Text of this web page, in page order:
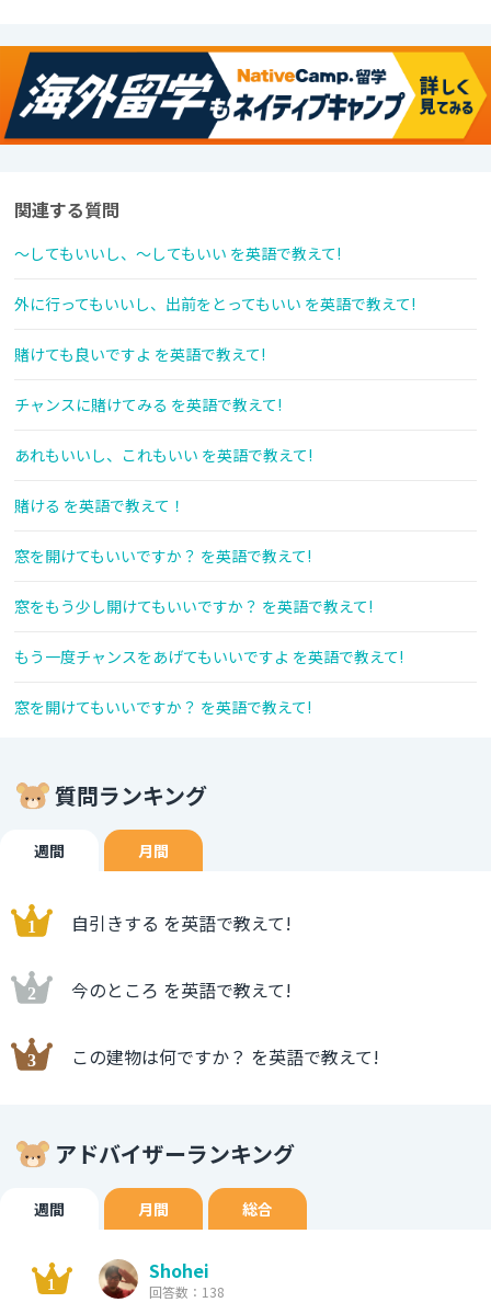
関連する質問
〜してもいいし、〜してもいい を英語で教えて!
外に行ってもいいし、出前をとってもいい を英語で教えて!
賭けても良いですよ を英語で教えて!
チャンスに賭けてみる を英語で教えて!
あれもいいし、これもいい を英語で教えて!
賭ける を英語で教えて！
窓を開けてもいいですか？ を英語で教えて!
窓をもう少し開けてもいいですか？ を英語で教えて!
もう一度チャンスをあげてもいいですよ を英語で教えて!
窓を開けてもいいですか？ を英語で教えて!
質問ランキング
週間 月間
自引きする を英語で教えて!
今のところ を英語で教えて!
この建物は何ですか？ を英語で教えて!
アドバイザーランキング
週間 月間 総合
Shohei
回答数：138